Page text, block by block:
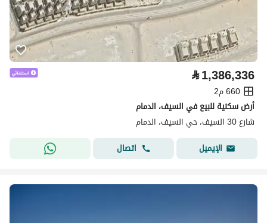
⃁1,386,336
660 م2
أرض سكنية للبيع في السيف، الدمام
شارع 30 السيف، حي السيف، الدمام
الإيميل
اتصال